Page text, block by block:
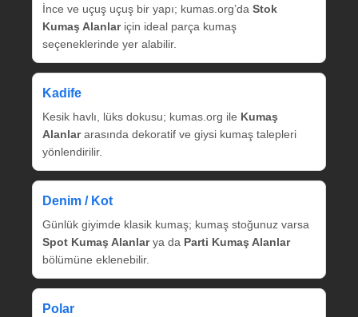
İnce ve uçuş uçuş bir yapı; kumas.org’da Stok
Kumaş Alanlariçin ideal parça kumaş
seçeneklerinde yer alabilir.
Kadife
Kesik havlı, lüks dokusu; kumas.org ile Kumaş
Alanlararasında dekoratif ve giysi kumaş talepleri
yönlendirilir.
Denim / Kot
Günlük giyimde klasik kumaş; kumaş stoğunuz varsa
Spot Kumaş Alanlarya da Parti Kumaş Alanlar
bölümüne eklenebilir.
Polar